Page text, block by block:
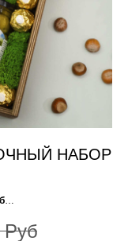
НАБОР
Руб